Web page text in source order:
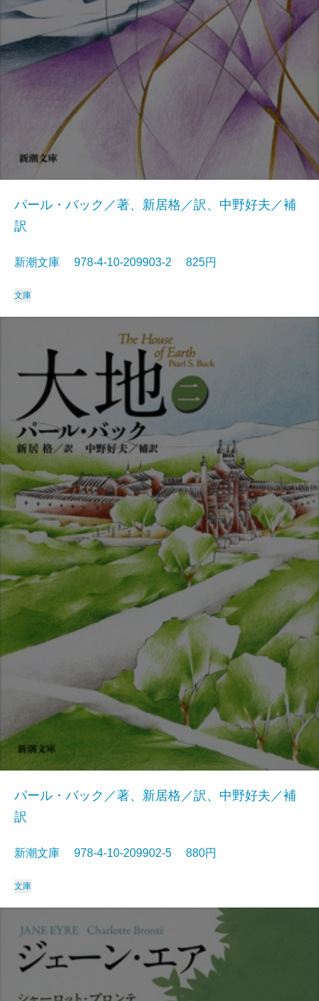
パール・バック／著、新居格／訳、中野好夫／補
訳
新潮文庫 978-4-10-209903-2 825円
文庫
パール・バック／著、新居格／訳、中野好夫／補
訳
新潮文庫 978-4-10-209902-5 880円
文庫